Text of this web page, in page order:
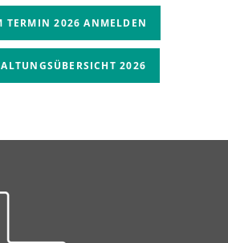
TERMIN 2026 ANMELDEN
2026